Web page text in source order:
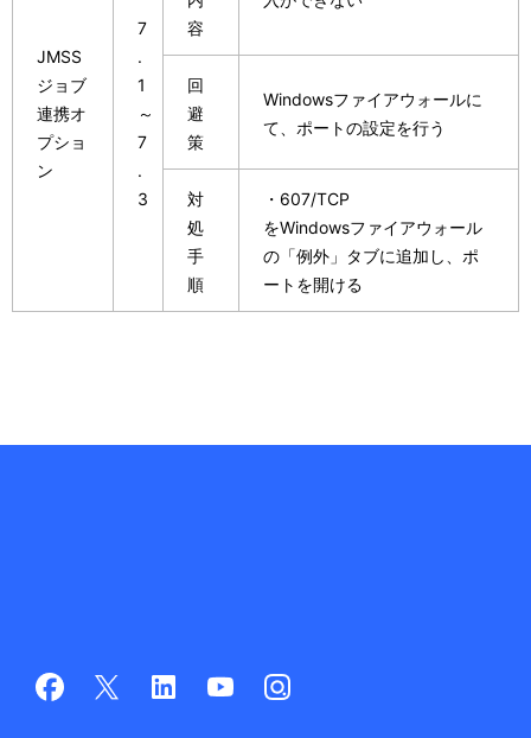
JMSS
ジョブ
連携オ
プショ
ン
7
.
1
～
7
.
3
容
回
避
策
Windowsファイアウォールに
て、ポートの設定を行う
対
処
手
順
・607/TCP
をWindowsファイアウォール
の「例外」タブに追加し、ポ
ートを開ける